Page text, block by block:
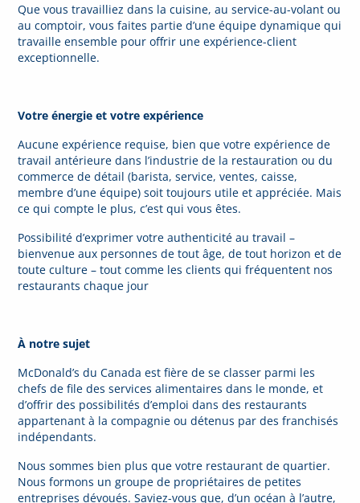
Que vous travailliez dans la cuisine, au service-au-volant ou
au comptoir, vous faites partie d’une équipe dynamique qui
travaille ensemble pour offrir une expérience-client
exceptionnelle.
Votre énergie et votre expérience
Aucune expérience requise, bien que votre expérience de
travail antérieure dans l’industrie de la restauration ou du
commerce de détail (barista, service, ventes, caisse,
membre d’une équipe) soit toujours utile et appréciée. Mais
ce qui compte le plus, c’est qui vous êtes.
Possibilité d’exprimer votre authenticité au travail –
bienvenue aux personnes de tout âge, de tout horizon et de
toute culture – tout comme les clients qui fréquentent nos
restaurants chaque jour
À notre sujet
McDonald’s du Canada est fière de se classer parmi les
chefs de file des services alimentaires dans le monde, et
d’offrir des possibilités d’emploi dans des restaurants
appartenant à la compagnie ou détenus par des franchisés
indépendants.
Nous sommes bien plus que votre restaurant de quartier.
Nous formons un groupe de propriétaires de petites
entreprises dévoués. Saviez-vous que, d’un océan à l’autre,